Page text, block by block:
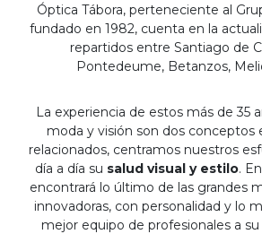
Óptica Tábora, perteneciente al
fundado en 1982, cuenta en la
repartidos entre Santiago de
Pontedeume, Betanzos,
La experiencia de estos más de 35
moda y visión son dos conceptos
relacionados, centramos nuestros
día a día su salud visual y estilo.
encontrará lo último de las grandes
innovadoras, con personalidad y lo
mejor equipo de profesionales a su